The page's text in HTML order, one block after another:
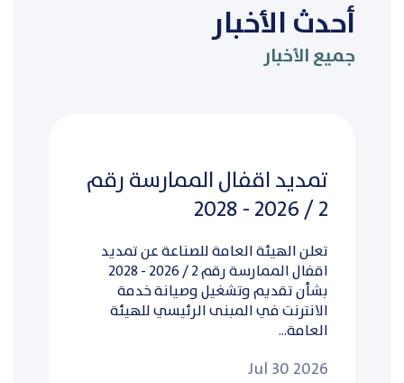
أحدث الأخبار
جميع الأخبار
تمديد اقفال الممارسة رقم
2 / 2026 - 2028
تعلن الهيئة العامة للصناعة عن تمديد
اقفال الممارسة رقم 2 / 2026 - 2028
بشأن تقديم وتشغيل وصيانة خدمة
الانترنت في المبنى الرئيسي للهيئة
العامة...
Jul 30 2026